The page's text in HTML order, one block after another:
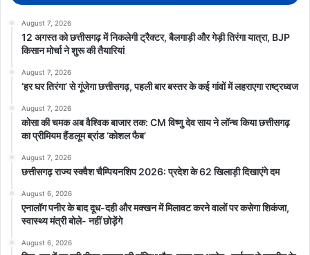
August 7, 2026
12 अगस्त को छत्तीसगढ़ में निकलेगी ट्रैक्टर, बैलगाड़ी और गेड़ी तिरंगा यात्रा, BJP
किसान मोर्चा ने शुरू की तैयारियां
August 7, 2026
‘हर घर तिरंगा’ से गूंजेगा छत्तीसगढ़, पहली बार बस्तर के कई गांवों में लहराएगा राष्ट्रध्वज
August 7, 2026
कोसा की चमक अब वैश्विक बाजार तक: CM विष्णु देव साय ने लॉन्च किया छत्तीसगढ़
का प्रीमियम हैंडलूम ब्रांड ‘कोशल फैब’
August 7, 2026
छत्तीसगढ़ राज्य स्क्वैश चैम्पियनशिप 2026: प्रदेश के 62 खिलाड़ी दिखाएंगे दम
August 6, 2026
एनालॉग पनीर के बाद दूध-दही और मक्खन में मिलावट करने वालों पर कसेगा शिकंजा,
स्वास्थ्य मंत्री बोले- नहीं छोड़ेंगे
August 6, 2026